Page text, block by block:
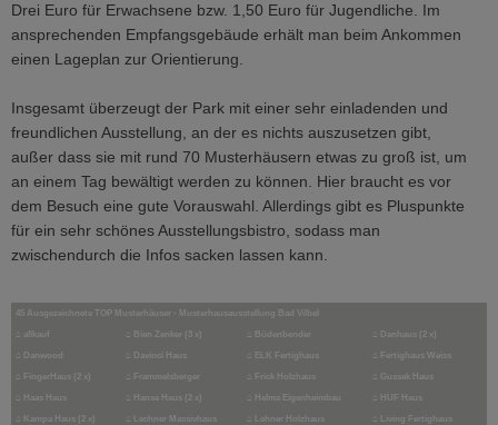
Drei Euro für Erwachsene bzw. 1,50 Euro für Jugendliche. Im
ansprechenden Empfangsgebäude erhält man beim Ankommen
einen Lageplan zur Orientierung.
Insgesamt überzeugt der Park mit einer sehr einladenden und
freundlichen Ausstellung, an der es nichts auszusetzen gibt,
außer dass sie mit rund 70 Musterhäusern etwas zu groß ist, um
an einem Tag bewältigt werden zu können. Hier braucht es vor
dem Besuch eine gute Vorauswahl. Allerdings gibt es Pluspunkte
für ein sehr schönes Ausstellungsbistro, sodass man
zwischendurch die Infos sacken lassen kann.
45 Ausgezeichnete TOP Musterhäuser - Musterhausausstellung Bad Vilbel
⌂ allkauf ⌂ Bien Zenker (3 x) ⌂ Büdenbender ⌂ Danhaus (2 x)
⌂ Danwood ⌂ Davinci Haus ⌂ ELK Fertighaus ⌂ Fertighaus Weiss
⌂ FingerHaus (2 x) ⌂ Frammelsberger ⌂ Frick Holzhaus ⌂ Gussek Haus
⌂ Haas Haus ⌂ Hanse Haus (2 x) ⌂ Helma Eigenheimbau ⌂ HUF Haus
⌂ Kampa Haus (2 x) ⌂ Lechner Massivhaus ⌂ Lehner Holzhaus ⌂ Living Fertighaus